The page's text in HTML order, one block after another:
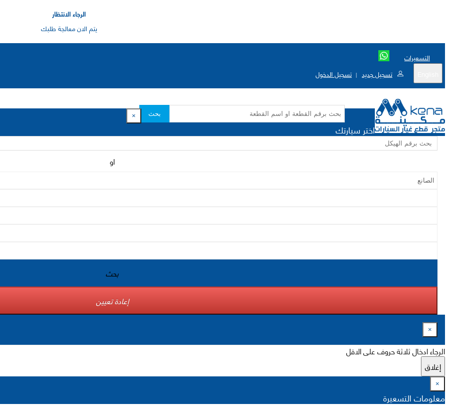
الرجاء الانتظار
يتم الان معالجة طلبك
التسعيرات
تسجيل جديد | تسجيل الدخول
بحث ×
اختر سيارتك
او
بحث
إعادة تعيين
×
الرجاء ادخال ثلاثة حروف على الاقل
إغلاق
×
معلومات التسعيرة